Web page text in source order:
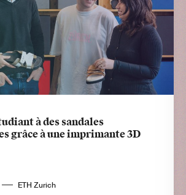
à des sandales
grâce à une imprimante 3D
ETH Zurich